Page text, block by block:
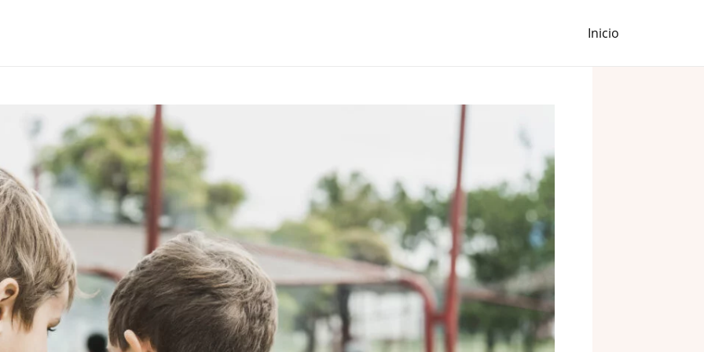
Inicio